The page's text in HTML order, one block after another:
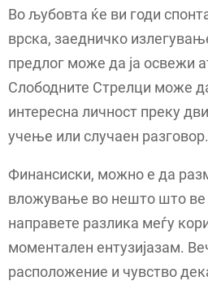
Во љубовта ќе ви годи
врска, заедничко
предлог може да ја освежи
Слободните Стрелци може
интересна личност преку
учење или случаен разговор.
Финансиски, можно е да
вложување во нешто што ве
направете разлика меѓу
моментален ентузијазам.
расположение и чувство